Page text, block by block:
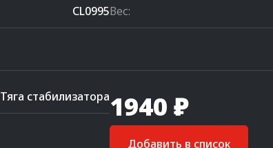
CL0995Вес:
Тяга стабилизатора1940 ₽
Добавить в список